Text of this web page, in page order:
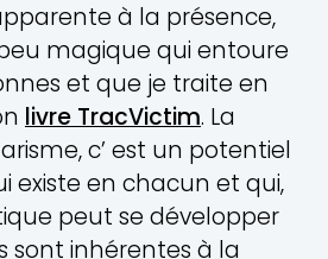
à la présence,
magique qui entoure
et que je traite en
livre TracVictim. La
c’ est un potentiel
existe en chacun et qui,
peut se développer
sont inhérentes à la